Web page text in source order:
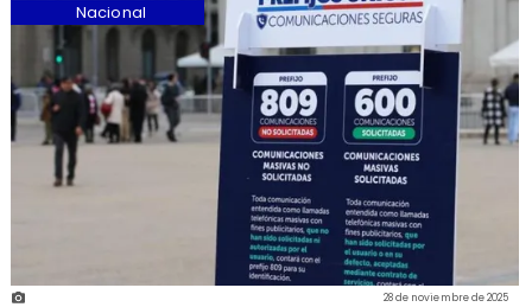
28 de noviembre de 2025
Nacional